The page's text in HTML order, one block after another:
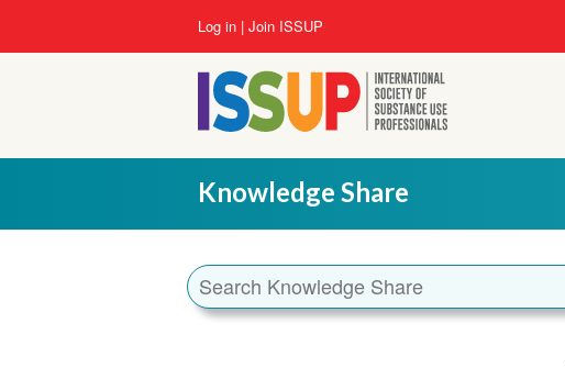
User
account
menu
Log in Join ISSUP
Knowledge Share